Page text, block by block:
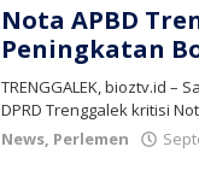
Nota APBD
Peningkatan
TRENGGALEK, bioztv.id
DPRD Trenggalek kritisi
News, Perlemen